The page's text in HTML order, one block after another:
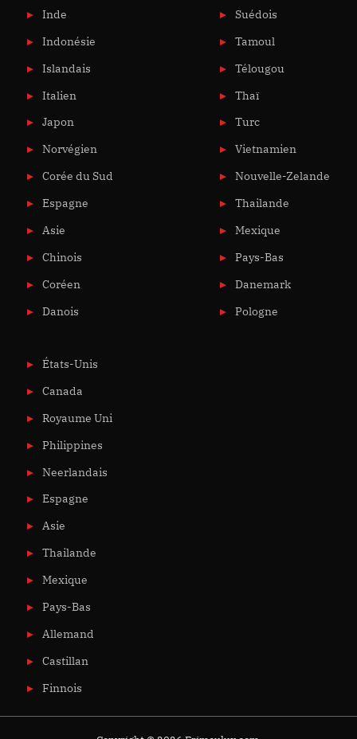
Inde
Indonésie
Islandais
Italien
Japon
Norvégien
Corée du Sud
Espagne
Asie
Chinois
Coréen
Danois
Suédois
Tamoul
Télougou
Thaï
Turc
Vietnamien
Nouvelle-Zelande
Thailande
Mexique
Pays-Bas
Danemark
Pologne
États-Unis
Canada
Royaume Uni
Philippines
Neerlandais
Espagne
Asie
Thailande
Mexique
Pays-Bas
Allemand
Castillan
Finnois